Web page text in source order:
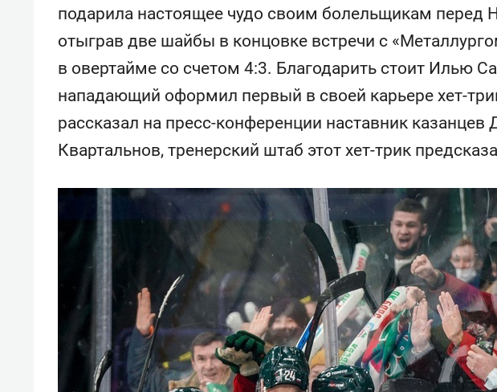
подарила настоящее чудо своим болельщикам перед
отыграв две шайбы в концовке встречи с
в овертайме со счетом 4:3. Благодарить стоит Илью
нападающий оформил первый в своей карьере хет-
рассказал на пресс-конференции наставник казанцев
Квартальнов, тренерский штаб этот хет-трик
Рекомендуем
Как ГК «МИР ГРУПП» и ВТБ
создают оазис жилого
Рекомендуем
150 камер до квартиры и
ID вместо ключа: какой